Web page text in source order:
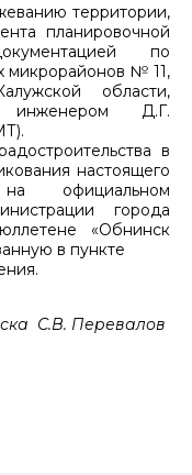
территории,
планировочной
по
микрорайонов № 11,
области,
инженером Д.Г.
в
настоящего
на официальном
города
«Обнинск
в пункте
С.В. Перевалов